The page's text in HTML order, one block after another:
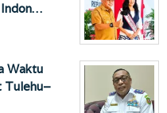
Indon…
Waktu
Tulehu–